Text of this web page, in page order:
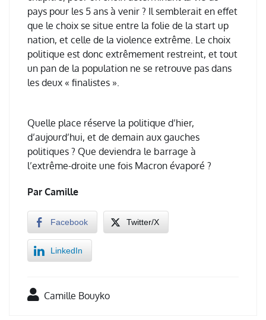
pays pour les 5 ans à venir ? Il semblerait en effet
que le choix se situe entre la folie de la start up
nation, et celle de la violence extrême. Le choix
politique est donc extrêmement restreint, et tout
un pan de la population ne se retrouve pas dans
les deux « finalistes ».
Quelle place réserve la politique d’hier,
d’aujourd’hui, et de demain aux gauches
politiques ? Que deviendra le barrage à
l’extrême-droite une fois Macron évaporé ?
Par Camille
Facebook Twitter/X
LinkedIn
Camille Bouyko